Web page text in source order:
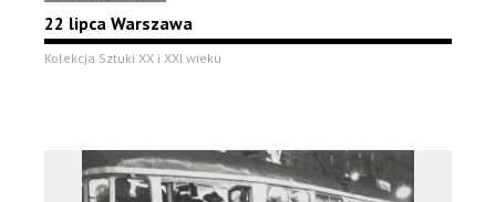
22 lipca Warszawa
Kolekcja Sztuki XX i XXI wieku